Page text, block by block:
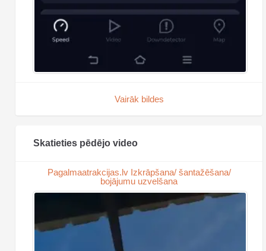
Vairāk bildes
Skatieties pēdējo video
Pagalmaatrakcijas.lv Izkrāpšana/ šantažēšana/
bojājumu uzvelšana